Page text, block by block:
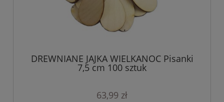
DREWNIANE JAJKA WIELKANOC Pisanki
7,5 cm 100 sztuk
63,99 zł